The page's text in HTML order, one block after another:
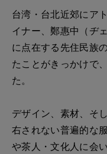
台湾・台北近郊にア
イナー、鄭惠中（ヂ
に点在する先住民族
たことがきっかけで
た。
デザイン、素材、そ
右されない普遍的な
や茶人・文化人に会